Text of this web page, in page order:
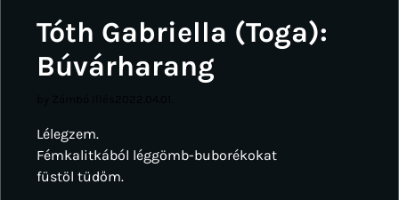
Tóth Gabriella (Toga):
Búvárharang
Lélegzem.
Fémkalitkából léggömb-buborékokat
füstöl tüdőm.